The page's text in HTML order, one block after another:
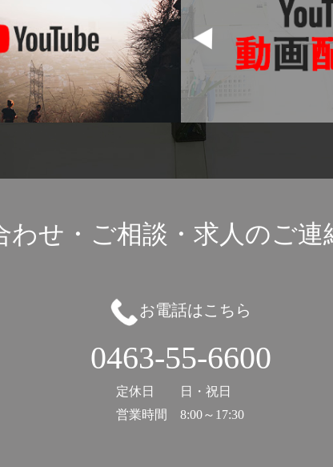
わせ・ご相談・ 求人のご連
お電話はこちら
0463-55-6600
定休日
日・祝日
営業時間
8:00～17:30